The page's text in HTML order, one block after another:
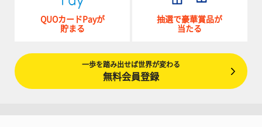
QUOカードPayが
貯まる
抽選で豪華賞品が
当たる
一歩を踏み出せば世界が変わる
無料会員登録